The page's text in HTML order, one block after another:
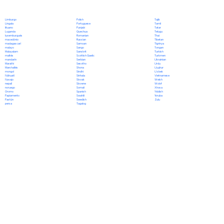
Limburgo
Lingala
lituano
Luganda
luxemburgués
macedónio
madagascarí
malayo
Malayalam
maltés
mandarín
Marathi
Marshallés
mongol
Náhuatl
Navajo
nepalí
noruego
Oromo
Papiamento
Pastún
persa
Polish
Portuguese
Punjabi
Quechua
Romanian
Russian
Samoan
Sango
Sanskrit
Scottish Gaelic
Serbian
Sesotho
Shona
Sindhi
Sinhala
Slovak
Slovene
Somali
Spanish
Swahili
Swedish
Tagalog
Tajik
Tamil
Tatar
Telugu
Thai
Tibetan
Tigrinya
Tongan
Turkish
Turkmen
Ukrainian
Urdu
Uyghur
Uzbek
Vietnamese
Welsh
Wolof
Xhosa
Yiddish
Yoruba
Zulu